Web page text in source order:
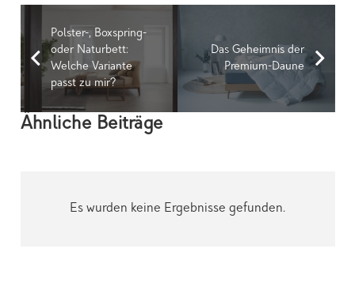
Polster-, Boxspring-
oder Naturbett:
Welche Variante
passt zu mir?
Das Geheimnis der
Premium-Daune
Ähnliche Beiträge
Es wurden keine Ergebnisse gefunden.